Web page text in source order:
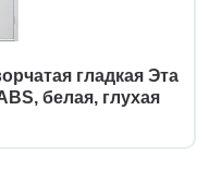
гладкая Эта
белая, глухая